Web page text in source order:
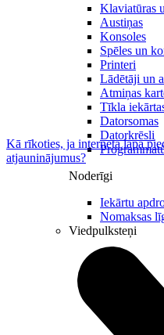
Klaviatūras
Austiņas
Konsoles
Spēles un
Printeri
Lādētāji un
Atmiņas
Tīkla
Datorsomas
Datorkrēsli
Noderīgi
Iekārtu
Nomaksas
Viedpulksteņi
Kā rīkoties, ja interneta lapā
atjauninājumus?